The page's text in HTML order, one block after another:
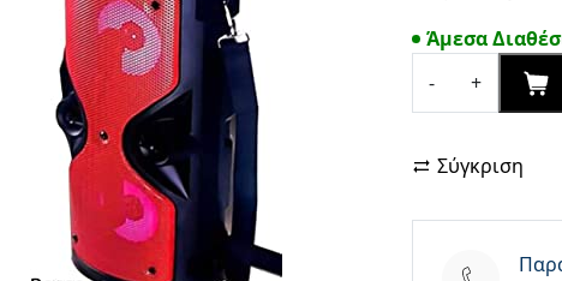
was:
€39,90.
Άμεσα
-
Cmik
8895
Black
+
Σύγκριση